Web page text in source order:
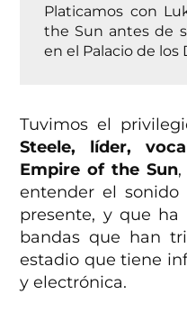
Platicamos con
the Sun antes de
en el Palacio de los
Tuvimos el
Steele, líder,
Empire of the Sun,
entender el
presente, y que ha
bandas que han
estadio que tiene
y electrónica.